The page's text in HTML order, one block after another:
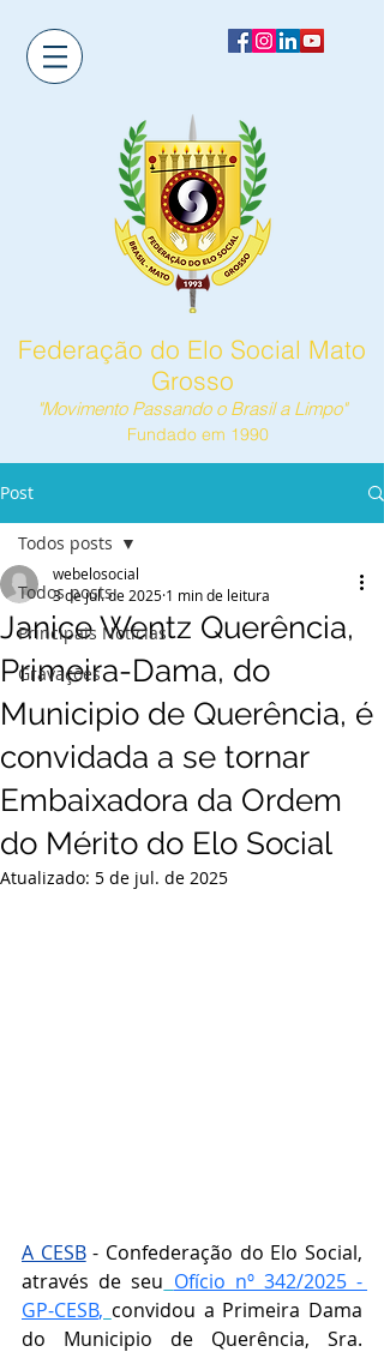
Federação do Elo Social Mato
Grosso
"Movimento Passando o Brasil a Limpo"
Fundado em 1990
Post
Todos posts
Principais Notícias
Gravações
Todos posts
Janice Wentz Querência,
Primeira-Dama, do
Municipio de Querência, é
convidada a se tornar
Embaixadora da Ordem
do Mérito do Elo Social
webelosocial
3 de jul. de 2025 1 min de leitura
Atualizado: 5 de jul. de 2025
A CESB - Confederação do Elo Social,
através de seu Ofício nº 342/2025 -
GP-CESB, convidou a Primeira Dama